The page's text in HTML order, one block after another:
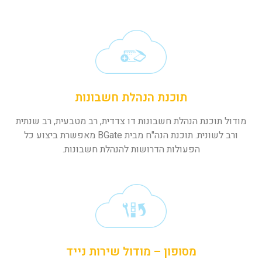
תוכנת הנהלת חשבונות
מודול תוכנת הנהלת חשבונות דו צדדית, רב מטבעית, רב שנתית
ורב לשונית. תוכנת הנה"ח מבית BGate מאפשרת ביצוע כל
הפעולות הדרושות להנהלת חשבונות.
מסופון – מודול שירות נייד